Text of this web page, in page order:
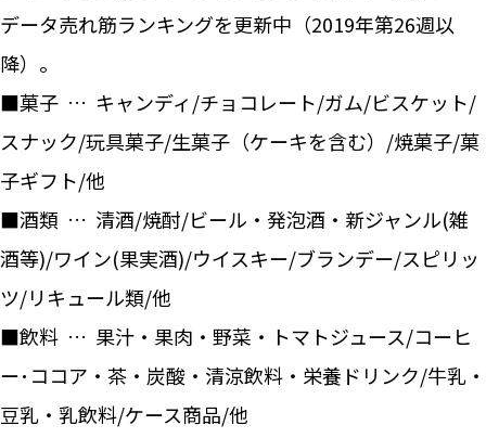
データ売れ筋ランキングを更新中（2019年第26週以
降）。
■菓子 … キャンディ/チョコレート/ガム/ビスケット/
スナック/玩具菓子/生菓子（ケーキを含む）/焼菓子/菓
子ギフト/他
■酒類 … 清酒/焼酎/ビール・発泡酒・新ジャンル(雑
酒等)/ワイン(果実酒)/ウイスキー/ブランデー/スピリッ
ツ/リキュール類/他
■飲料 … 果汁・果肉・野菜・トマトジュース/コーヒ
ー･ココア・茶・炭酸・清涼飲料・栄養ドリンク/牛乳・
豆乳・乳飲料/ケース商品/他